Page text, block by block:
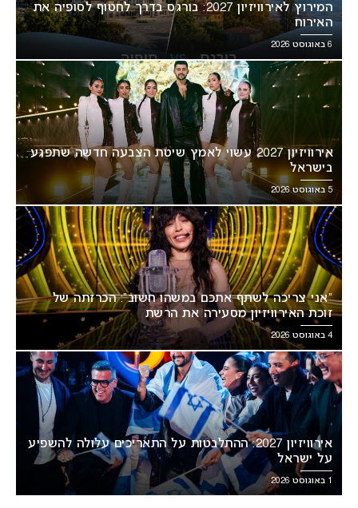
המירוץ לאירוויזיון 2027: בורגס בדרך לחטוף לסופיה את
האירוח
6 באוגוסט 2026
אירוויזיון 2027 עשוי לאמץ שיטת הצבעה חדשה שתפגע
בישראל
5 באוגוסט 2026
“אני צריכה לשתף אתכם במשהו חשוב”: הכרזתה של
זוכת האירוויזיון מסעירה את הרשת
4 באוגוסט 2026
אירוויזיון 2027: ההתלבטות על התאריכים עלולה להשפיע
על ישראל
1 באוגוסט 2026